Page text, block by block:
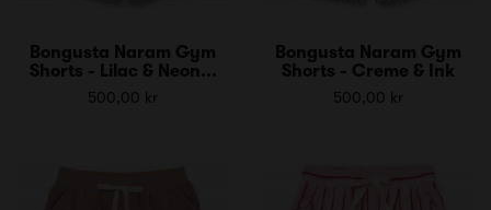
Bongusta Naram Gym
Shorts - Lilac & Neon...
500,00 kr
Bongusta Naram Gym
Shorts - Creme & Ink
500,00 kr